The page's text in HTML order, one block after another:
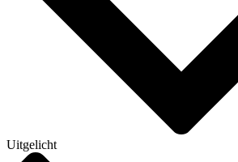
Uitgelicht